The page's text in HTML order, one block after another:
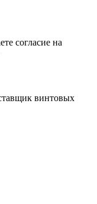
согласие на
винтовых